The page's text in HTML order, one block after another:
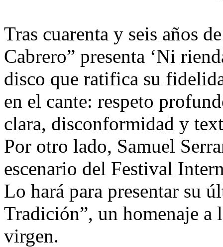
Tras cuarenta y seis años
Cabrero” presenta ‘Ni
disco que ratifica su
en el cante: respeto
clara, disconformidad y
Por otro lado, Samuel
escenario del Festival
Lo hará para presentar su
Tradición”, un homenaje a
virgen.